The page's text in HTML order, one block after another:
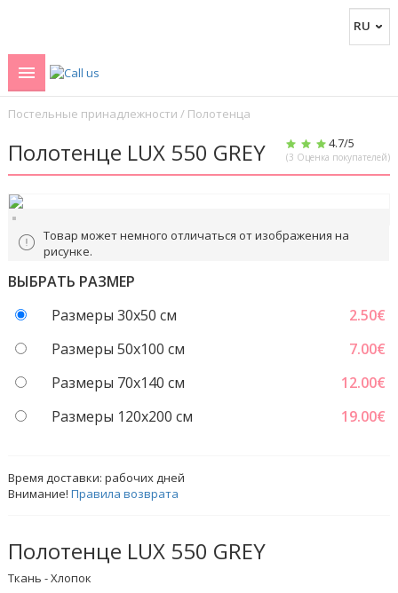
Постельные принадлежности / Полотенца
Полотенце LUX 550 GREY 4.7/5
(3 Оценка покупателей)
Товар может немного отличаться от изображения на
рисунке.
ВЫБРАТЬ РАЗМЕР
Размеры 30x50 см
2.50€
Размеры 50x100 см
7.00€
Размеры 70х140 см
12.00€
Размеры 120x200 см
19.00€
Время доставки:рабочих дней
Внимание!Правила возврата
Полотенце LUX 550 GREY
Ткань - Хлопок